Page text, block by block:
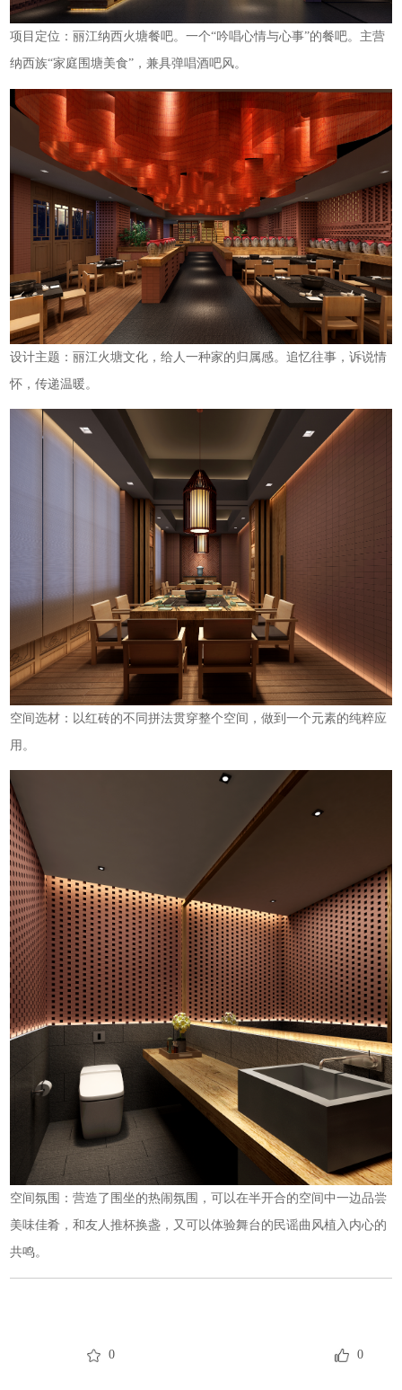
项目定位：丽江纳西火塘餐吧。一个“吟唱心情与心事”的餐吧。主营
纳西族“家庭围塘美食”，兼具弹唱酒吧风。
设计主题：丽江火塘文化，给人一种家的归属感。追忆往事，诉说情
怀，传递温暖。
空间选材：以红砖的不同拼法贯穿整个空间，做到一个元素的纯粹应
用。
空间氛围：营造了围坐的热闹氛围，可以在半开合的空间中一边品尝
美味佳肴，和友人推杯换盏，又可以体验舞台的民谣曲风植入内心的
共鸣。
0 0